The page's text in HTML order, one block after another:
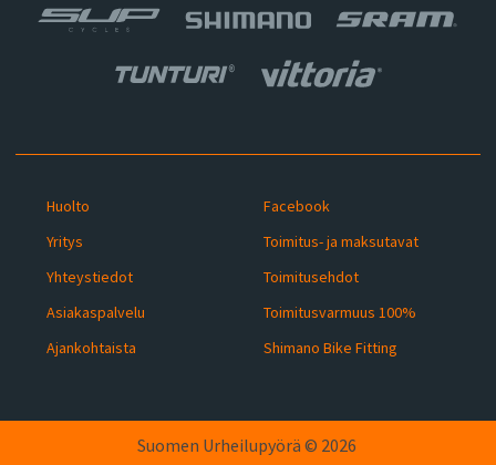
Huolto
Yritys
Yhteystiedot
Asiakaspalvelu
Ajankohtaista
Facebook
Toimitus- ja maksutavat
Toimitusehdot
Toimitusvarmuus 100%
Shimano Bike Fitting